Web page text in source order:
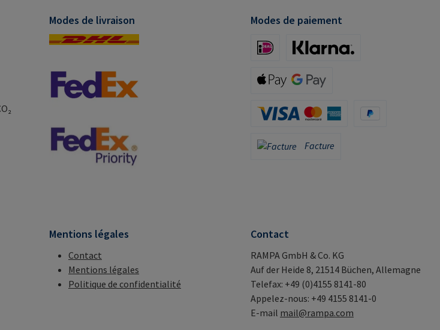
Modes de livraison Modes de paiement
Facture
Facture
Mentions légales
Contact
Mentions légales
Politique de confidentialité
Contact
RAMPA GmbH & Co. KG
Auf der Heide 8, 21514 Büchen, Allemagne
Telefax: +49 (0)4155 8141-80
Appelez-nous: +49 4155 8141-0
E-mail mail@rampa.com